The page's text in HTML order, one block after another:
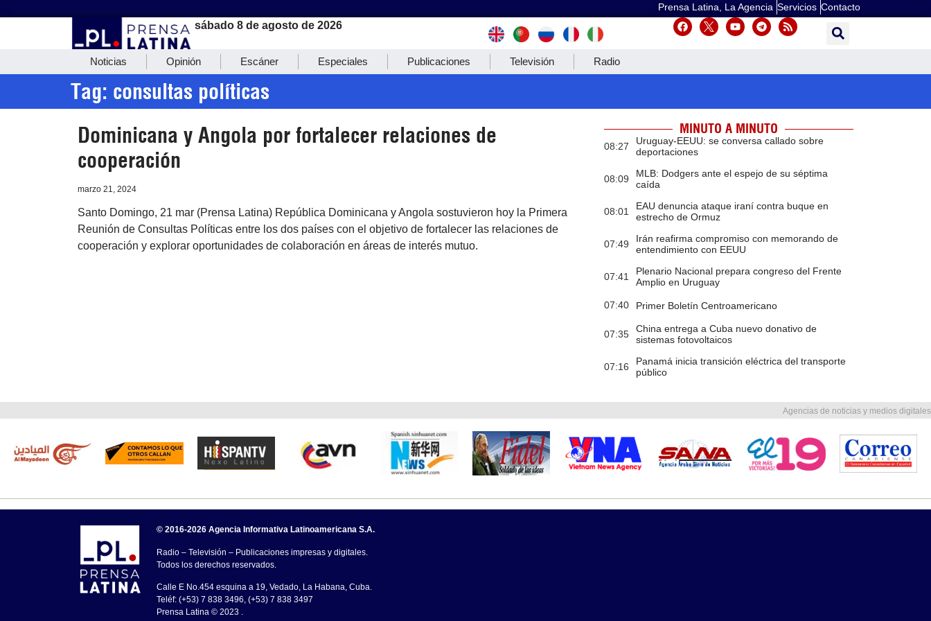
Prensa Latina, La Agencia Servicios Contacto
sábado 8 de agosto de 2026
Noticias Opinión Escáner Especiales Publicaciones Televisión Radio
Tag: consultas políticas
Dominicana y Angola por fortalecer relaciones de
cooperación
marzo 21, 2024
Santo Domingo, 21 mar (Prensa Latina) República Dominicana y Angola sostuvieron hoy la Primera
Reunión de Consultas Políticas entre los dos países con el objetivo de fortalecer las relaciones de
cooperación y explorar oportunidades de colaboración en áreas de interés mutuo.
MINUTO A MINUTO
08:27
Uruguay-EEUU: se conversa callado sobre
deportaciones
08:09
MLB: Dodgers ante el espejo de su séptima
caída
08:01
EAU denuncia ataque iraní contra buque en
estrecho de Ormuz
07:49
Irán reafirma compromiso con memorando de
entendimiento con EEUU
07:41
Plenario Nacional prepara congreso del Frente
Amplio en Uruguay
07:40 Primer Boletín Centroamericano
07:35
China entrega a Cuba nuevo donativo de
sistemas fotovoltaicos
07:16
Panamá inicia transición eléctrica del transporte
público
Agencias de noticias y medios digitales
© 2016-2026 Agencia Informativa Latinoamericana S.A.
Radio – Televisión – Publicaciones impresas y digitales.
Todos los derechos reservados.
Calle E No.454 esquina a 19, Vedado, La Habana, Cuba.
Teléf: (+53) 7 838 3496, (+53) 7 838 3497
Prensa Latina © 2023 .